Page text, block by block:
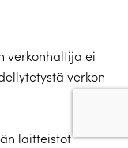
verkonhaltija ei
verkon
laitteistot